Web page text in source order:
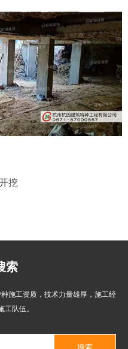
挖
索
施工资质，技术力量雄厚，施工经
工队伍。